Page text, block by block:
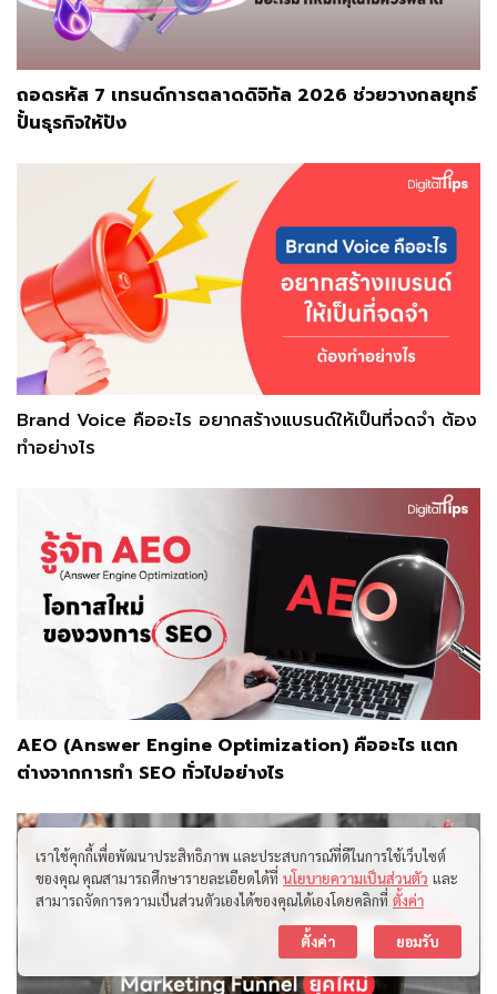
ถอดรหัส 7 เทรนด์การตลาดดิจิทัล 2026 ช่วยวางกลยุทธ์
ปั้นธุรกิจให้ปัง
Brand Voice คืออะไร อยากสร้างแบรนด์ให้เป็นที่จดจำ ต้อง
ทำอย่างไร
AEO (Answer Engine Optimization) คืออะไร แตก
ต่างจากการทำ SEO ทั่วไปอย่างไร
เราใช้คุกกี้เพื่อพัฒนาประสิทธิภาพ และประสบการณ์ที่ดีในการใช้เว็บไซต์
ของคุณ คุณสามารถศึกษารายละเอียดได้ที่ นโยบายความเป็นส่วนตัว และ
สามารถจัดการความเป็นส่วนตัวเองได้ของคุณได้เองโดยคลิกที่ ตั้งค่า
ตั้งค่า ยอมรับ
ติดต่อเรา
Open